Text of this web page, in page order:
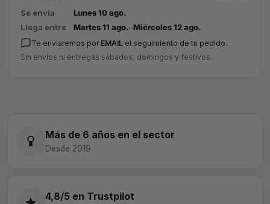
Se envía
Lunes 10 ago.
Llega entre
Martes 11 ago.–Miércoles 12 ago.
Te enviaremos por EMAIL el seguimiento de tu pedido.
Sin envíos ni entregas sábados, domingos y festivos.
Más de 6 años en el sector
Desde 2019
4,8/5 en Trustpilot